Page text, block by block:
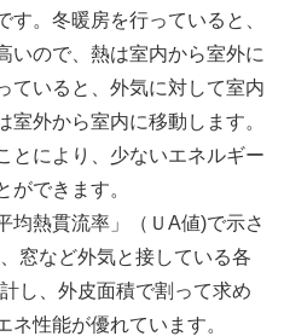
。冬暖房を行っていると、
いので、熱は室内から室外に
ていると、外気に対して室内
外から室内に移動します。
とにより、少ないエネルギー
ができます。
均熱貫流率」（ＵA値)で示さ
窓など外気と接している各
し、外皮面積で割って求め
ネ性能が優れています。